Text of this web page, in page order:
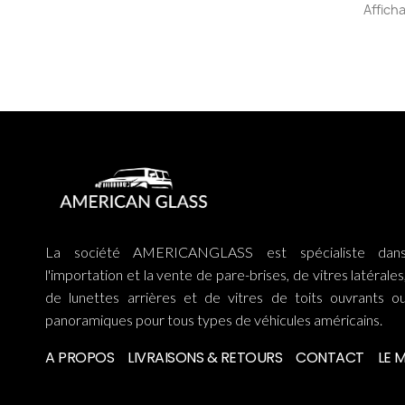
La société AMERICANGLASS est spécialiste
l'importation et la vente de pare-brises, de vitres
de lunettes arrières et de vitres de toits ouvrants
panoramiques pour tous types de véhicules américains.
A PROPOS LIVRAISONS & RETOURS CONTACT LE